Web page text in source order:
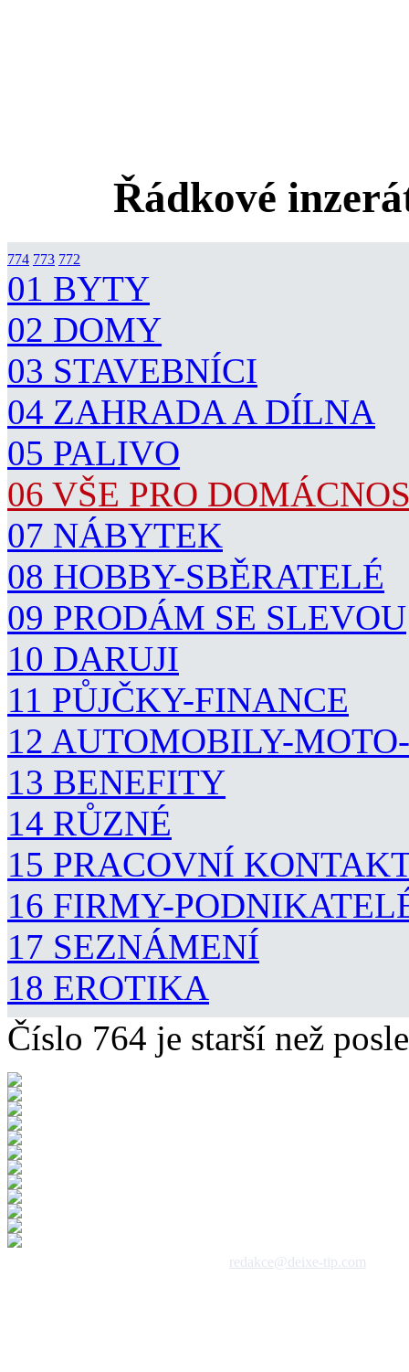
Řádkové
774 773 772
01 BYTY
02 DOMY
03 STAVEBNÍCI
04 ZAHRADA A DÍLNA
05 PALIVO
06 VŠE PRO
07 NÁBYTEK
08 HOBBY-SBĚRATELÉ
09 PRODÁM SE SLEVOU
10 DARUJI
11 PŮJČKY-FINANCE
12 AUTOMOBILY-
13 BENEFITY
14 RŮZNÉ
15 PRACOVNÍ
16 FIRMY-
17 SEZNÁMENÍ
18 EROTIKA
Číslo 764 je starší než
redakce@deixe-tip.com